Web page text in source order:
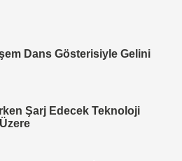
Dans Gösterisiyle Gelini
Şarj Edecek Teknoloji